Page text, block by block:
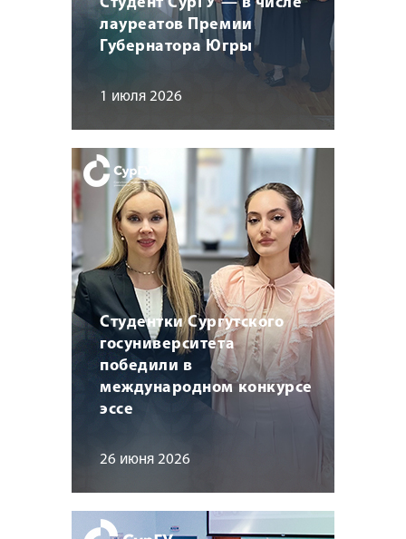
лауреатов Премии
Губернатора Югры
1 июля 2026
Студентки Сургутского
госуниверситета
победили в
международном конкурсе
эссе
26 июня 2026